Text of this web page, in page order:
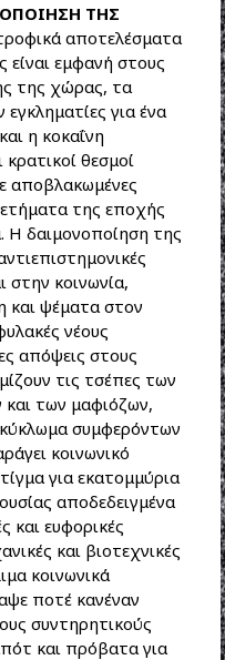
ΤΗΣ
αποτελέσματα
είναι εμφανή στους
της χώρας, τα
για ένα
η κοκαΐνη
θεσμοί
αποβλακωμένες
της εποχής
Η δαιμονοποίηση της
στην κοινωνία,
και ψέματα στον
νέους
απόψεις στους
τις τσέπες των
των μαφιόζων,
συμφερόντων
κοινωνικό
για εκατομμύρια
αποδεδειγμένα
και ευφορικές
και βιοτεχνικές
κοινωνικά
ποτέ κανέναν
συντηρητικούς
και πρόβατα για